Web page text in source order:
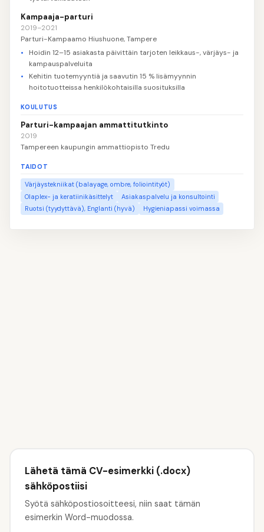
Kampaaja-parturi
2019–2021
Parturi-Kampaamo Hiushuone, Tampere
Hoidin 12–15 asiakasta päivittäin tarjoten leikkaus-, värjäys- ja
kampauspalveluita
Kehitin tuotemyyntiä ja saavutin 15 % lisämyynnin
hoitotuotteissa henkilökohtaisilla suosituksilla
KOULUTUS
Parturi-kampaajan ammattitutkinto
2019
Tampereen kaupungin ammattiopisto Tredu
TAIDOT
Värjäystekniikat (balayage, ombre, foliointityöt)
Olaplex- ja keratiinikäsittelyt
Asiakaspalvelu ja konsultointi
Ruotsi (tyydyttävä), Englanti (hyvä)
Hygieniapassi voimassa
Lähetä tämä CV-esimerkki (.docx)
sähköpostiisi
Syötä sähköpostiosoitteesi, niin saat tämän
esimerkin Word-muodossa.